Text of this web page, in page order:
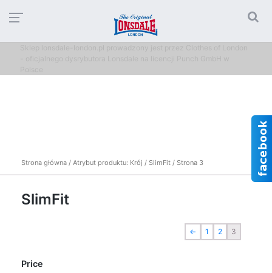
Strona główna / Atrybut produktu: Krój / SlimFit / Strona 3
SlimFit
← 1 2 3
Price